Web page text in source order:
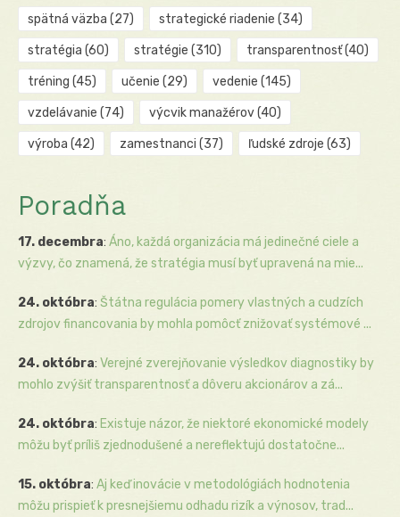
spätná väzba (27) strategické riadenie (34)
stratégia (60) stratégie (310) transparentnosť(40)
tréning (45) učenie (29) vedenie (145)
vzdelávanie (74) výcvik manažérov(40)
výroba (42) zamestnanci (37) ľudské zdroje (63)
Poradňa
17. decembra: Áno, každá organizácia má jedinečné ciele a
výzvy, čo znamená, že stratégia musí byť upravená na mie...
24. októbra: Štátna regulácia pomery vlastných a cudzích
zdrojov financovania by mohla pomôcť znižovať systémové ...
24. októbra: Verejné zverejňovanie výsledkov diagnostiky by
mohlo zvýšiť transparentnosť a dôveru akcionárov a zá...
24. októbra: Existuje názor, že niektoré ekonomické modely
môžu byť príliš zjednodušené a nereflektujú dostatočne...
15. októbra: Aj keď inovácie v metodológiách hodnotenia
môžu prispieť k presnejšiemu odhadu rizík a výnosov, trad...